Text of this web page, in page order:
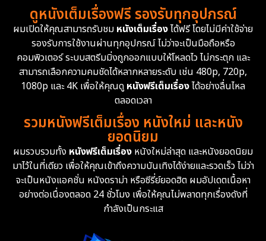
Dystopian 16
Emotional 61
Epic มหากาพย์ 219
Family ครอบครัว 366
Fantasy จินตนาการ 332
Fiction 9
ดูหนังเต็มเรื่องฟรี รองรับทุกอุปกรณ์
ผมเปิดให้คุณสามารถรับชม หนังเต็มเรื่องได้ฟรี โดยไม่มีค่าใช้จ่าย
รองรับการใช้งานผ่านทุกอุปกรณ์ ไม่ว่าจะเป็นมือถือหรือ
คอมพิวเตอร์ ระบบสตรีมมิ่งถูกออกแบบให้โหลดไว ไม่กระตุก และ
สามารถเลือกความคมชัดได้หลากหลายระดับ เช่น 480p, 720p,
1080p และ 4K เพื่อให้คุณดูหนังฟรีเต็มเรื่องได้อย่างลื่นไหล
ตลอดเวลา
รวมหนังฟรีเต็มเรื่อง หนังใหม่ และหนัง
ยอดนิยม
ผมรวบรวมทั้ง หนังฟรีเต็มเรื่อง หนังใหม่ล่าสุด และหนังยอดนิยม
มาไว้ในที่เดียว เพื่อให้คุณเข้าถึงความบันเทิงได้ง่ายและรวดเร็ว ไม่ว่า
จะเป็นหนังแอคชั่น หนังดราม่า หรือซีรี่ย์ยอดฮิต ผมอัปเดตเนื้อหา
อย่างต่อเนื่องตลอด 24 ชั่วโมง เพื่อให้คุณไม่พลาดทุกเรื่องดังที่
กำลังเป็นกระแส